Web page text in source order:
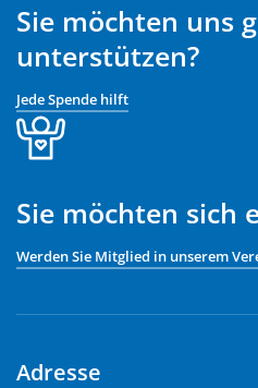
Sie möchten uns
unterstützen?
Jede Spende hilft
Sie möchten sich
Werden Sie Mitglied in unserem
Adresse